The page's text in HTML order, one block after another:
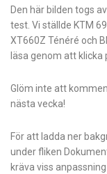
Den här bilden togs
test. Vi ställde KTM
XT660Z Ténéré och
läsa genom att klicka
Glöm inte att
nästa vecka!
För att ladda ner
under fliken
kräva viss